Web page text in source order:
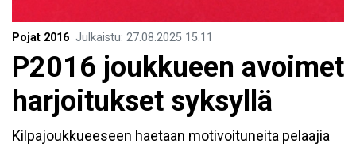
Pojat 2016 Julkaistu: 27.08.2025 15.11
P2016 joukkueen avoimet
harjoitukset syksyllä
Kilpajoukkueeseen haetaan motivoituneita pelaajia